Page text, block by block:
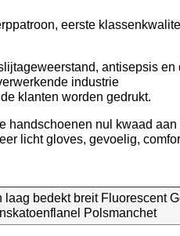
eerste
antisepsis en
industrie
klanten worden gedrukt.
handschoenen nul kwaad
licht gloves, gevoelig,
bedekt breit Fluorescent
Polsmanchet